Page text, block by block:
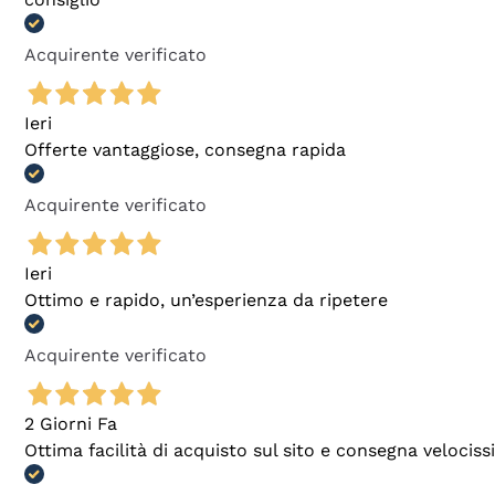
Acquirente verificato
Ieri
Offerte vantaggiose, consegna rapida
Acquirente verificato
Ieri
Ottimo e rapido, un’esperienza da ripetere
Acquirente verificato
2 Giorni Fa
Ottima facilità di acquisto sul sito e consegna